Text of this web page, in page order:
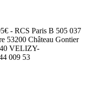
- RCS Paris B 505 037
53200 Château Gontier
VELIZY-
009 53